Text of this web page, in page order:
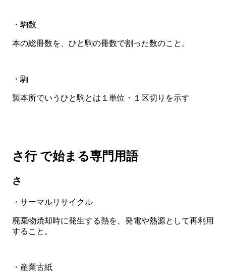
・駒数
本の総冊数を、ひと駒の冊数で割った数のこと。
・駒
製本所でいうひと駒とは１単位・１区切りを示す
さ行 で始まる専門用語
さ
・サーマルリサイクル
廃棄物焼却時に発生する熱を、発電や熱源として再利用
すること。
・産業古紙